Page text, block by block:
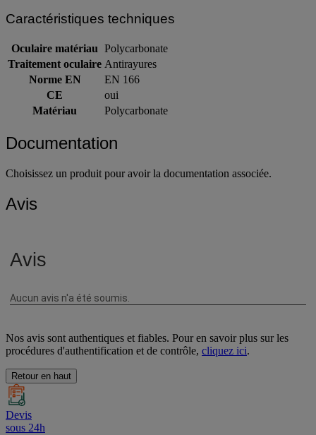
Caractéristiques techniques
Oculaire matériau Polycarbonate
Traitement oculaire Antirayures
Norme EN
EN 166
CE
oui
Matériau
Polycarbonate
Documentation
Choisissez un produit pour avoir la documentation associée.
Avis
Nos avis sont authentiques et fiables. Pour en savoir plus sur les
procédures d'authentification et de contrôle, cliquez ici.
Retour en haut
Devis
sous 24h